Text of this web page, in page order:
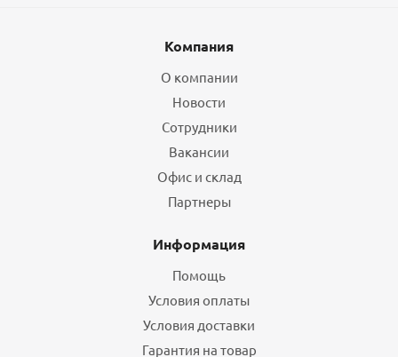
Компания
О компании
Новости
Сотрудники
Вакансии
Офис и склад
Партнеры
Информация
Помощь
Условия оплаты
Условия доставки
Гарантия на товар